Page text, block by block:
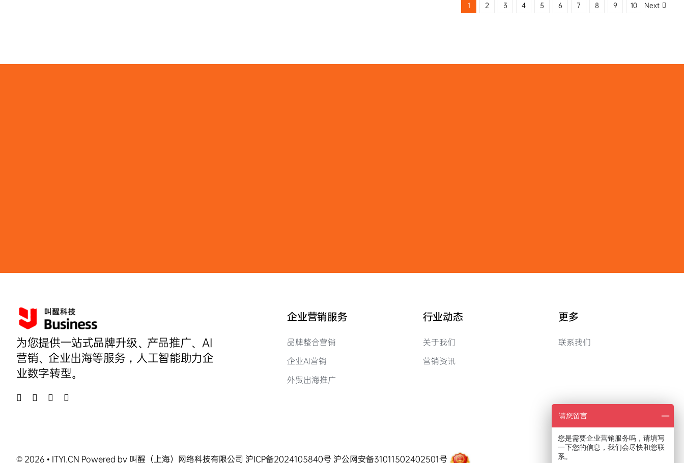
1 2 3 4 5 6 7 8 9 10 Next
为您提供一站式品牌升级、产品推广、AI
营销、企业出海等服务，人工智能助力企
业数字转型。
企业营销服务
品牌整合营销
企业AI营销
外贸出海推广
行业动态
关于我们
营销资讯
更多
联系我们
© 2026 • ITYI.CN Powered by 叫醒（上海）网络科技有限公司 沪ICP备2024105840号 沪公网安备31011502402501号
请您留言
您是需要企业营销服务吗，请填写
一下您的信息，我们会尽快和您联
系。